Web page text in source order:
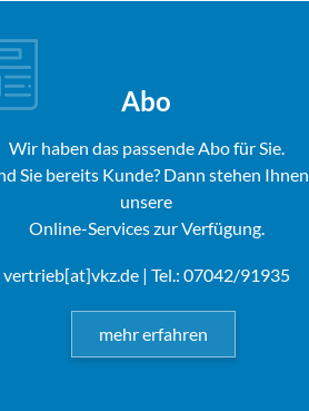
Abo
Wir haben das passende Abo für Sie.
Sie bereits Kunde? Dann stehen Ihnen
unsere
Online-Services zur Verfügung.
vertrieb[at]vkz.de| Tel.: 07042/91935
mehr erfahren